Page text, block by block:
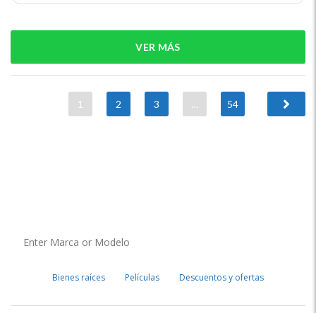
VER MÁS
1 2 3 … 54
Bienes raíces Películas Descuentos y ofertas